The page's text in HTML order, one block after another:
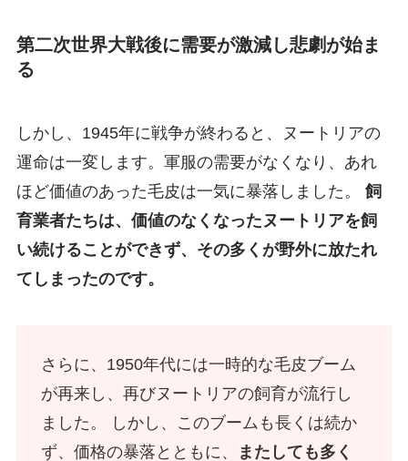
第二次世界大戦後に需要が激減し悲劇が始ま
る
しかし、1945年に戦争が終わると、ヌートリアの
運命は一変します。軍服の需要がなくなり、あれ
ほど価値のあった毛皮は一気に暴落しました。 飼
育業者たちは、価値のなくなったヌートリアを飼
い続けることができず、その多くが野外に放たれ
てしまったのです。
さらに、1950年代には一時的な毛皮ブーム
が再来し、再びヌートリアの飼育が流行し
ました。 しかし、このブームも長くは続か
ず、価格の暴落とともに、
またしても多く